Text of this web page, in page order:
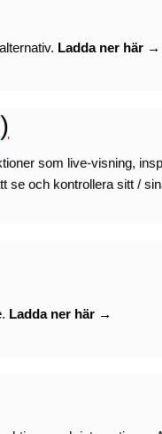
Ladda ner här →
som live-visning,
se och kontrollera sitt /
Ladda ner här →